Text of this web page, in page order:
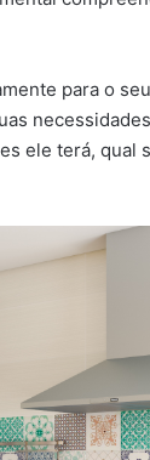
para o
ele terá, qual